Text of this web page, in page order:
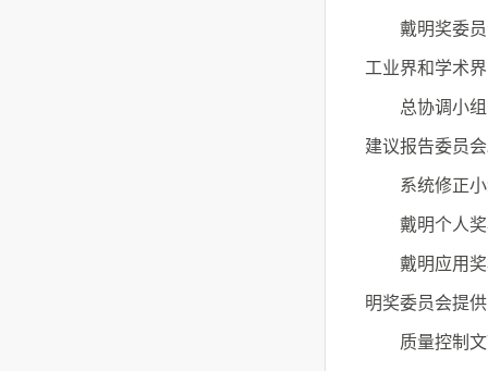
戴明奖委员会
工业界和学术
总协调小组：
建议报告委员
系统修正小
戴明个人奖
戴明应用奖小
明奖委员会提
质量控制文献